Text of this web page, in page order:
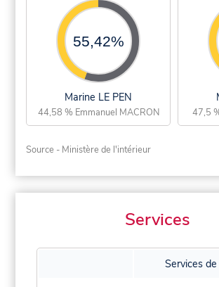
55,42%
Marine LE PEN
44,58 % Emmanuel MACRON 47,5
Source - Ministère de l'intérieur
Services
Services